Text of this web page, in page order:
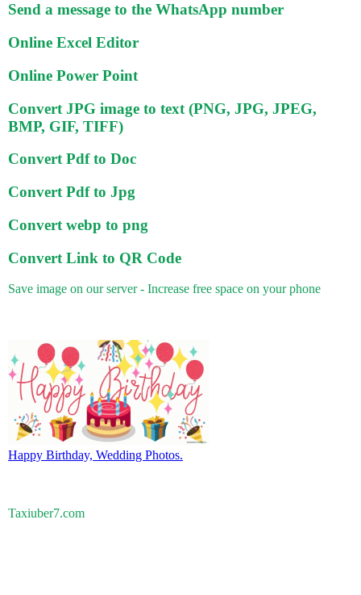
Send a message to the WhatsApp number
Online Excel Editor
Online Power Point
Convert JPG image to text (PNG, JPG, JPEG,
BMP, GIF, TIFF)
Convert Pdf to Doc
Convert Pdf to Jpg
Convert webp to png
Convert Link to QR Code
Save image on our server - Increase free space on your phone
Happy Birthday, Wedding Photos.
Taxiuber7.com